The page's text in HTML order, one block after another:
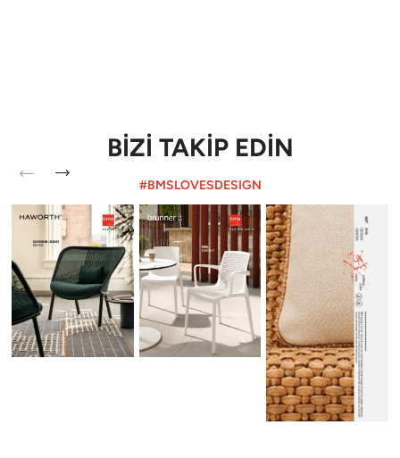
BİZİ TAKİP EDİN
#BMSLOVESDESIGN